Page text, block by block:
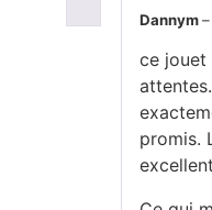
Dannym–
ce jouet
promis.